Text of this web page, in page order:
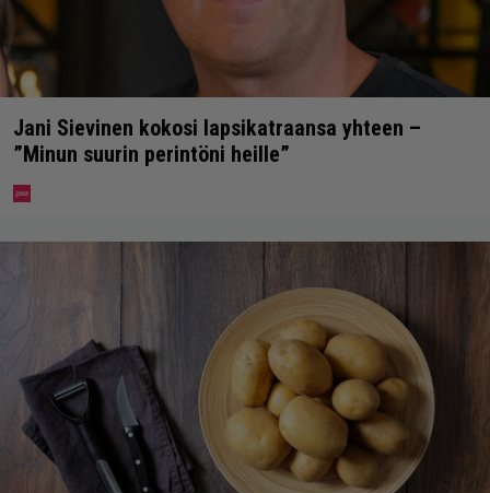
Jani Sievinen kokosi lapsikatraansa yhteen –
”Minun suurin perintöni heille”